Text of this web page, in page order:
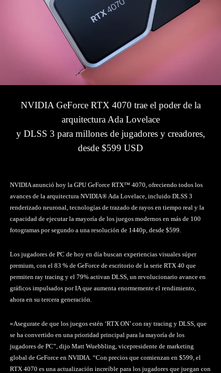
NVIDIA GeForce RTX 4070 trae el poder de la
arquitectura Ada Lovelace
y DLSS 3 para millones de jugadores y creadores,
desde $599 USD
NVIDIA anunció hoy la GPU GeForce RTX™ 4070, ofreciendo todos los
avances de la arquitectura NVIDIA® Ada Lovelace, incluido DLSS 3
renderizado neuronal, tecnologías de trazado de rayos en tiempo real y la
capacidad de ejecutar la mayoría de los juegos modernos en más de 100
fotogramas por segundo a una resolución de 1440p, desde $599.
Los jugadores de PC de hoy en día buscan experiencias visuales súper
premium, con el 83 % de GeForce de escritorio de la serie RTX 40 que
permiten ray tracing y el 79% activan DLSS, un revolucionario avance en
gráficos impulsados por IA que aumenta enormemente el rendimiento,
ahora en su tercera generación.
«Asegurate de que los juegos estén ‘RTX ON’ con ray tracing y DLSS, que
se ha convertido en una prioridad principal para la mayoría de los
jugadores de PC”, dijo Matt Wuebbling, vicepresidente de marketing
global de GeForce en NVIDIA. “Con precios que comienzan en $599, el
RTX 4070 es una actualización increíble para los jugadores que juegan con